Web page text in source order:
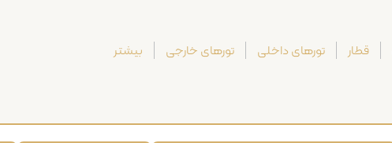
قطار تورهای داخلی تورهای خارجی بیشتر